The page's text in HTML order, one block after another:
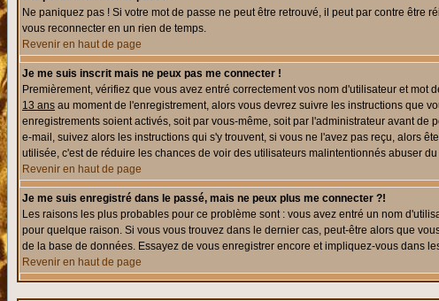
Ne paniquez pas ! Si votre mot de passe ne peut être retrouvé, il peut par contre être
vous reconnecter en un rien de temps.
Revenir en haut de page
Je me suis inscrit mais ne peux pas me connecter !
Premièrement, vérifiez que vous avez entré correctement vos nom d'utilisateur et
13 ans au moment de l'enregistrement, alors vous devrez suivre les instructions que
enregistrements soient activés, soit par vous-même, soit par l'administrateur avant
e-mail, suivez alors les instructions qui s'y trouvent, si vous ne l'avez pas reçu, alors
utilisée, c'est de réduire les chances de voir des utilisateurs malintentionnés abuser
Revenir en haut de page
Je me suis enregistré dans le passé, mais ne peux plus me connecter ?!
Les raisons les plus probables pour ce problème sont : vous avez entré un nom
pour quelque raison. Si vous vous trouvez dans le dernier cas, peut-être alors que
de la base de données. Essayez de vous enregistrer encore et impliquez-vous dans
Revenir en haut de page